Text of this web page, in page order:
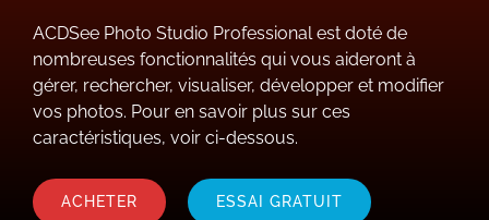
ACDSee Photo Studio Professional est doté de
nombreuses fonctionnalités qui vous aideront à
gérer, rechercher, visualiser, développer et modifier
vos photos. Pour en savoir plus sur ces
caractéristiques, voir ci-dessous.
ACHETER ESSAI GRATUIT